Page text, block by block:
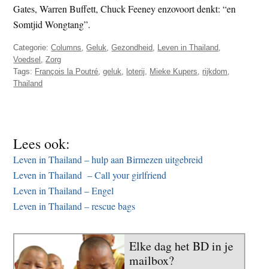
Gates, Warren Buffett, Chuck Feeney enzovoort denkt: “en
Somtjid Wongtang”.
Categorie:Columns ,Geluk ,Gezondheid Leven in Thailand
Voedsel ,Zorg
Tags: François la Poutré ,geluk loterij Mieke Kupers rijkdom
Thailand
Lees ook:
Leven in Thailand – hulp aan Birmezen uitgebreid
Leven in Thailand – Call your girlfriend
Leven in Thailand – Engel
Leven in Thailand – rescue bags
Elke dag het BD in je
mailbox?